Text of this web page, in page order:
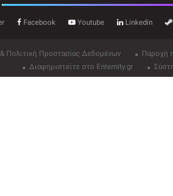
Facebook Youtube Linkedin
Πολιτική Προστασίας Δεδομένων Παροχή
Διαφημιστείτε στο Enternity.gr